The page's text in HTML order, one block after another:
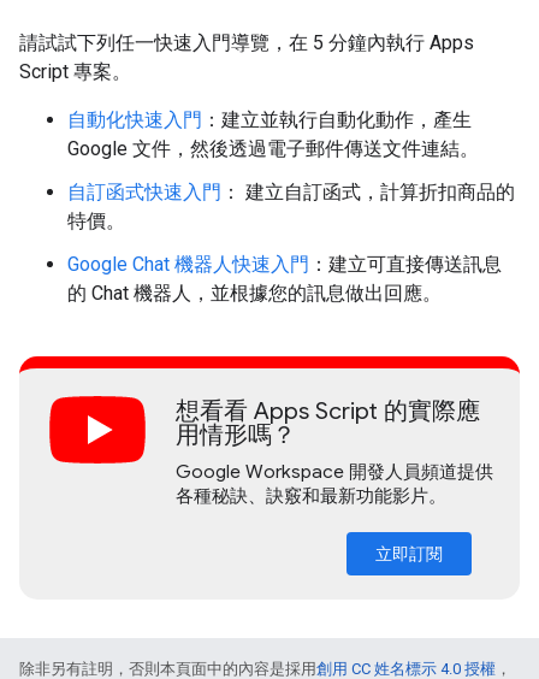
請試試下列任一快速入門導覽，在 5 分鐘內執行 Apps
Script 專案。
自動化快速入門 ：建立並執行自動化動作，產生
Google 文件，然後透過電子郵件傳送文件連結。
自訂函式快速入門 ： 建立自訂函式，計算折扣商品的
特價。
Google Chat 機器人快速入門 ：建立可直接傳送訊息
的 Chat 機器人，並根據您的訊息做出回應。
想看看 Apps Script 的實際應
用情形嗎？
Google Workspace 開發人員頻道提供
各種秘訣、訣竅和最新功能影片。
立即訂閱
除非另有註明，否則本頁面中的內容是採用創用 CC 姓名標示 4.0 授權 ，